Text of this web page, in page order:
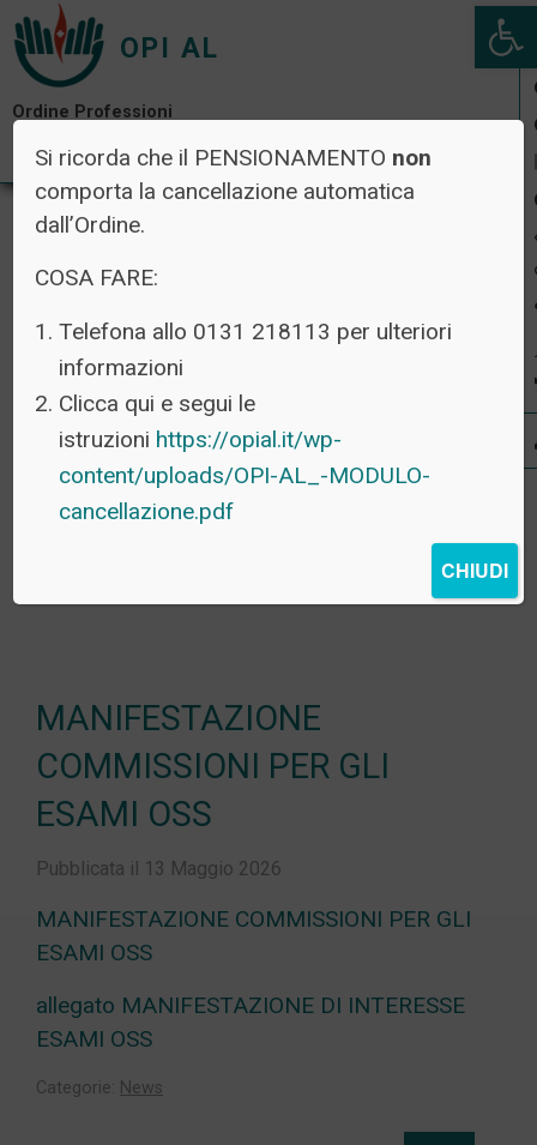
OPI AL
Ordine Professioni
Infermieristiche di Alessandria
MANIFESTAZIONE
COMMISSIONI PER GLI
ESAMI OSS
Pubblicata il 13 Maggio 2026
MANIFESTAZIONE COMMISSIONI PER GLI
ESAMI OSS
allegato MANIFESTAZIONE DI INTERESSE
ESAMI OSS
Categorie: News
Si ricorda che il PENSIONAMENTO non
comporta la cancellazione automatica
dall’Ordine.
COSA FARE:
Telefona allo 0131 218113 per ulteriori
informazioni
Clicca qui e segui le
istruzioni https://opial.it/wp-
content/uploads/OPI-AL_-MODULO-
cancellazione.pdf
CHIUDI